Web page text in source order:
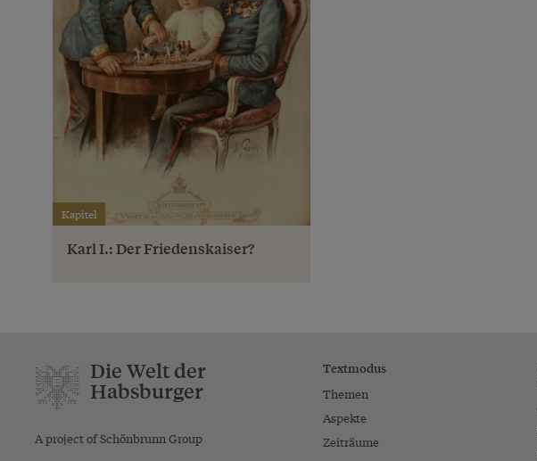
Kapitel
Karl I.: Der Friedenskaiser?
Die Welt der
Habsburger
A project of Schönbrunn Group
Textmodus
Themen
Aspekte
Zeiträume